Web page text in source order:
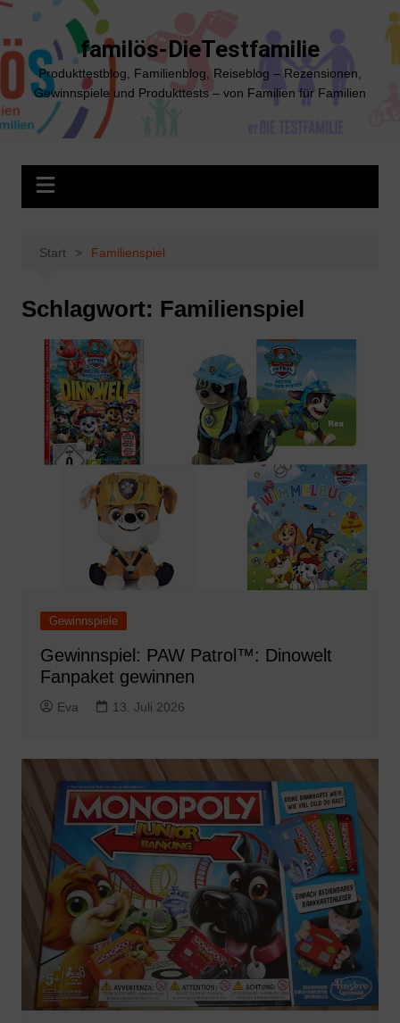
Zum
springen
familös-DieTestfamilie
Produkttestblog, Familienblog, Reiseblog – Rezensionen,
Gewinnspiele und Produkttests – von Familien für Familien
Start Familienspiel
Schlagwort: Familienspiel
Gewinnspiele
Gewinnspiel: PAW Patrol™: Dinowelt
Fanpaket gewinnen
Eva 13. Juli 2026